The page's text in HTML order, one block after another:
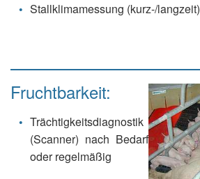
Stallklimamessung (kurz-/langzeit)
Fruchtbarkeit:
Trächtigkeitsdiagnostik
(Scanner) nach Bedarf
oder regelmäßig